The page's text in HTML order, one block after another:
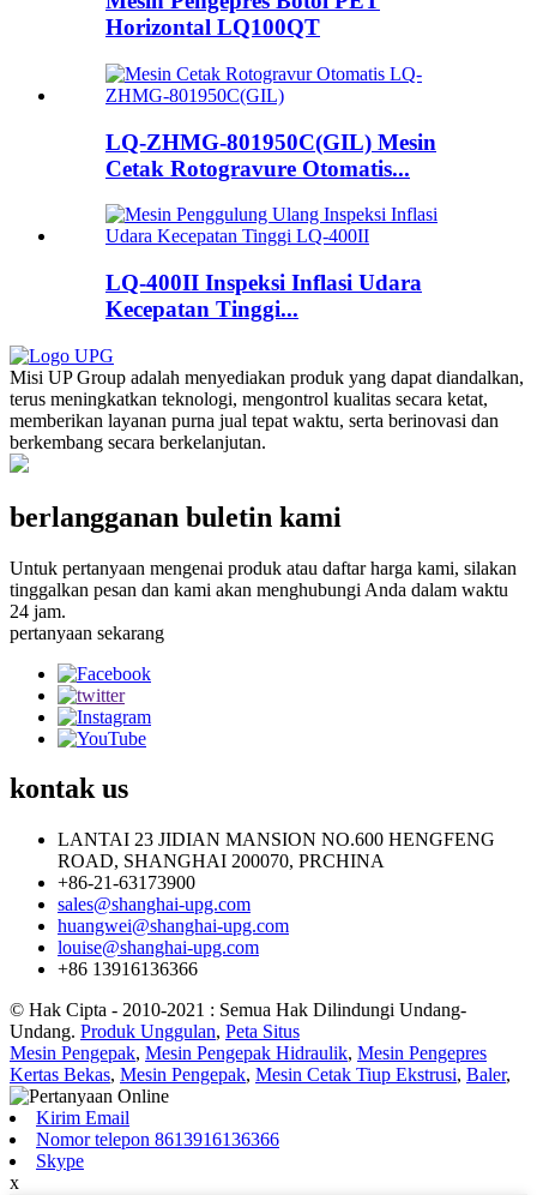
Horizontal LQ100QT
LQ-ZHMG-801950C(GIL) Mesin
Cetak Rotogravure Otomatis...
LQ-400II Inspeksi Inflasi Udara
Kecepatan Tinggi...
Misi UP Group adalah menyediakan produk yang dapat diandalkan,
terus meningkatkan teknologi, mengontrol kualitas secara ketat,
memberikan layanan purna jual tepat waktu, serta berinovasi dan
berkembang secara berkelanjutan.
berlangganan buletin kami
Untuk pertanyaan mengenai produk atau daftar harga kami, silakan
tinggalkan pesan dan kami akan menghubungi Anda dalam waktu
24 jam.
pertanyaan sekarang
kontakus
LANTAI 23 JIDIAN MANSION NO.600 HENGFENG
ROAD, SHANGHAI 200070, PRCHINA
+86-21-63173900
sales@shanghai-upg.com
huangwei@shanghai-upg.com
louise@shanghai-upg.com
+86 13916136366
© Hak Cipta - 2010-2021 : Semua Hak Dilindungi Undang-
Undang. Produk Unggulan, Peta Situs
Mesin Pengepak, Mesin Pengepak Hidraulik, Mesin Pengepres
Kertas Bekas, Mesin Pengepak, Mesin Cetak Tiup Ekstrusi, Baler,
Kirim Email
Nomor telepon 8613916136366
Skype
x